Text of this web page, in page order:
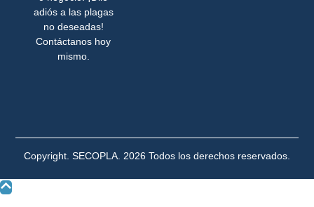
adiós a las plagas
no deseadas!
Contáctanos hoy
mismo.
Copyright. SECOPLA. 2026 Todos los derechos reservados.